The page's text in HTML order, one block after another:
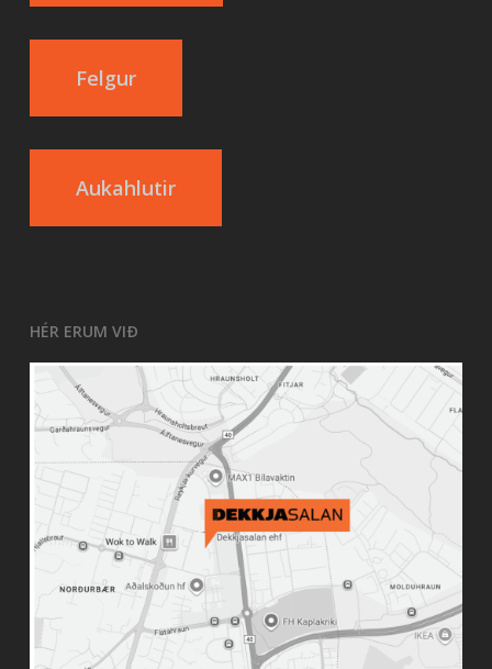
Felgur
Aukahlutir
HÉR ERUM VIÐ